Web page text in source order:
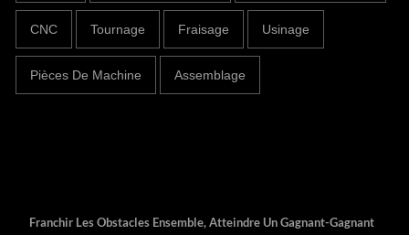
CNC Tournage Fraisage Usinage
Pièces De Machine Assemblage
Franchir Les Obstacles Ensemble, Atteindre Un Gagnant-Gagnant